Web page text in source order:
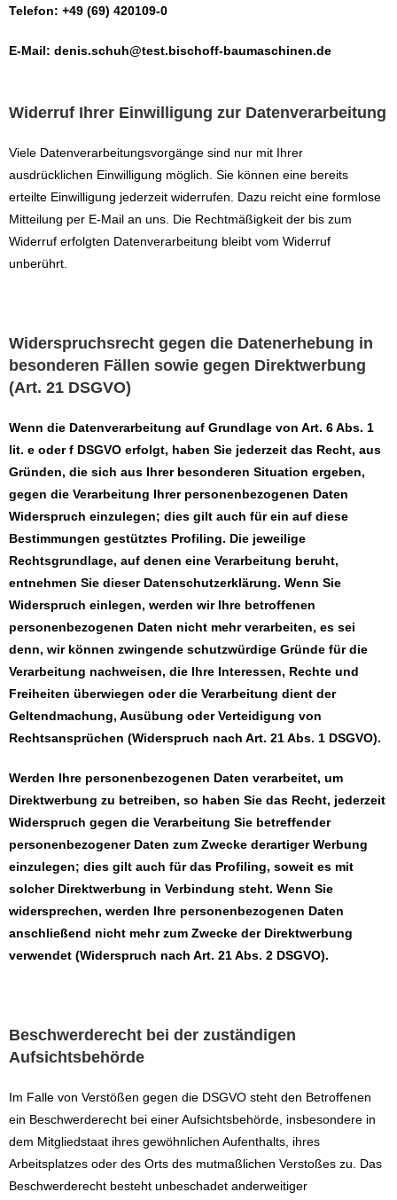
Telefon: +49 (69) 420109-0
E-Mail: denis.schuh@test.bischoff-baumaschinen.de
Widerruf Ihrer Einwilligung zur Datenverarbeitung
Viele Datenverarbeitungsvorgänge sind nur mit Ihrer
ausdrücklichen Einwilligung möglich. Sie können eine bereits
erteilte Einwilligung jederzeit widerrufen. Dazu reicht eine formlose
Mitteilung per E-Mail an uns. Die Rechtmäßigkeit der bis zum
Widerruf erfolgten Datenverarbeitung bleibt vom Widerruf
unberührt.
Widerspruchsrecht gegen die Datenerhebung in
besonderen Fällen sowie gegen Direktwerbung
(Art. 21 DSGVO)
Wenn die Datenverarbeitung auf Grundlage von Art. 6 Abs. 1
lit. e oder f DSGVO erfolgt, haben Sie jederzeit das Recht, aus
Gründen, die sich aus Ihrer besonderen Situation ergeben,
gegen die Verarbeitung Ihrer personenbezogenen Daten
Widerspruch einzulegen; dies gilt auch für ein auf diese
Bestimmungen gestütztes Profiling. Die jeweilige
Rechtsgrundlage, auf denen eine Verarbeitung beruht,
entnehmen Sie dieser Datenschutzerklärung. Wenn Sie
Widerspruch einlegen, werden wir Ihre betroffenen
personenbezogenen Daten nicht mehr verarbeiten, es sei
denn, wir können zwingende schutzwürdige Gründe für die
Verarbeitung nachweisen, die Ihre Interessen, Rechte und
Freiheiten überwiegen oder die Verarbeitung dient der
Geltendmachung, Ausübung oder Verteidigung von
Rechtsansprüchen (Widerspruch nach Art. 21 Abs. 1 DSGVO).
Werden Ihre personenbezogenen Daten verarbeitet, um
Direktwerbung zu betreiben, so haben Sie das Recht, jederzeit
Widerspruch gegen die Verarbeitung Sie betreffender
personenbezogener Daten zum Zwecke derartiger Werbung
einzulegen; dies gilt auch für das Profiling, soweit es mit
solcher Direktwerbung in Verbindung steht. Wenn Sie
widersprechen, werden Ihre personenbezogenen Daten
anschließend nicht mehr zum Zwecke der Direktwerbung
verwendet (Widerspruch nach Art. 21 Abs. 2 DSGVO).
Beschwerderecht bei der zuständigen
Aufsichtsbehörde
Im Falle von Verstößen gegen die DSGVO steht den Betroffenen
ein Beschwerderecht bei einer Aufsichtsbehörde, insbesondere in
dem Mitgliedstaat ihres gewöhnlichen Aufenthalts, ihres
Arbeitsplatzes oder des Orts des mutmaßlichen Verstoßes zu. Das
Beschwerderecht besteht unbeschadet anderweitiger